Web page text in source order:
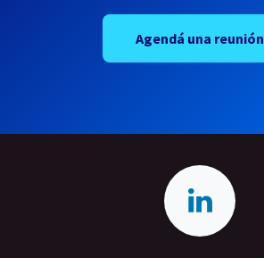
Agendá una reunión